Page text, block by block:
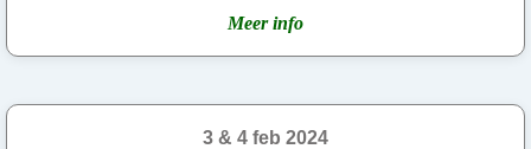
Meer info
3 & 4 feb 2024